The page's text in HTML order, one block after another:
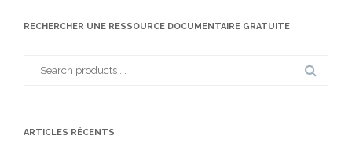
RECHERCHER UNE RESSOURCE DOCUMENTAIRE GRATUITE
ARTICLES RÉCENTS